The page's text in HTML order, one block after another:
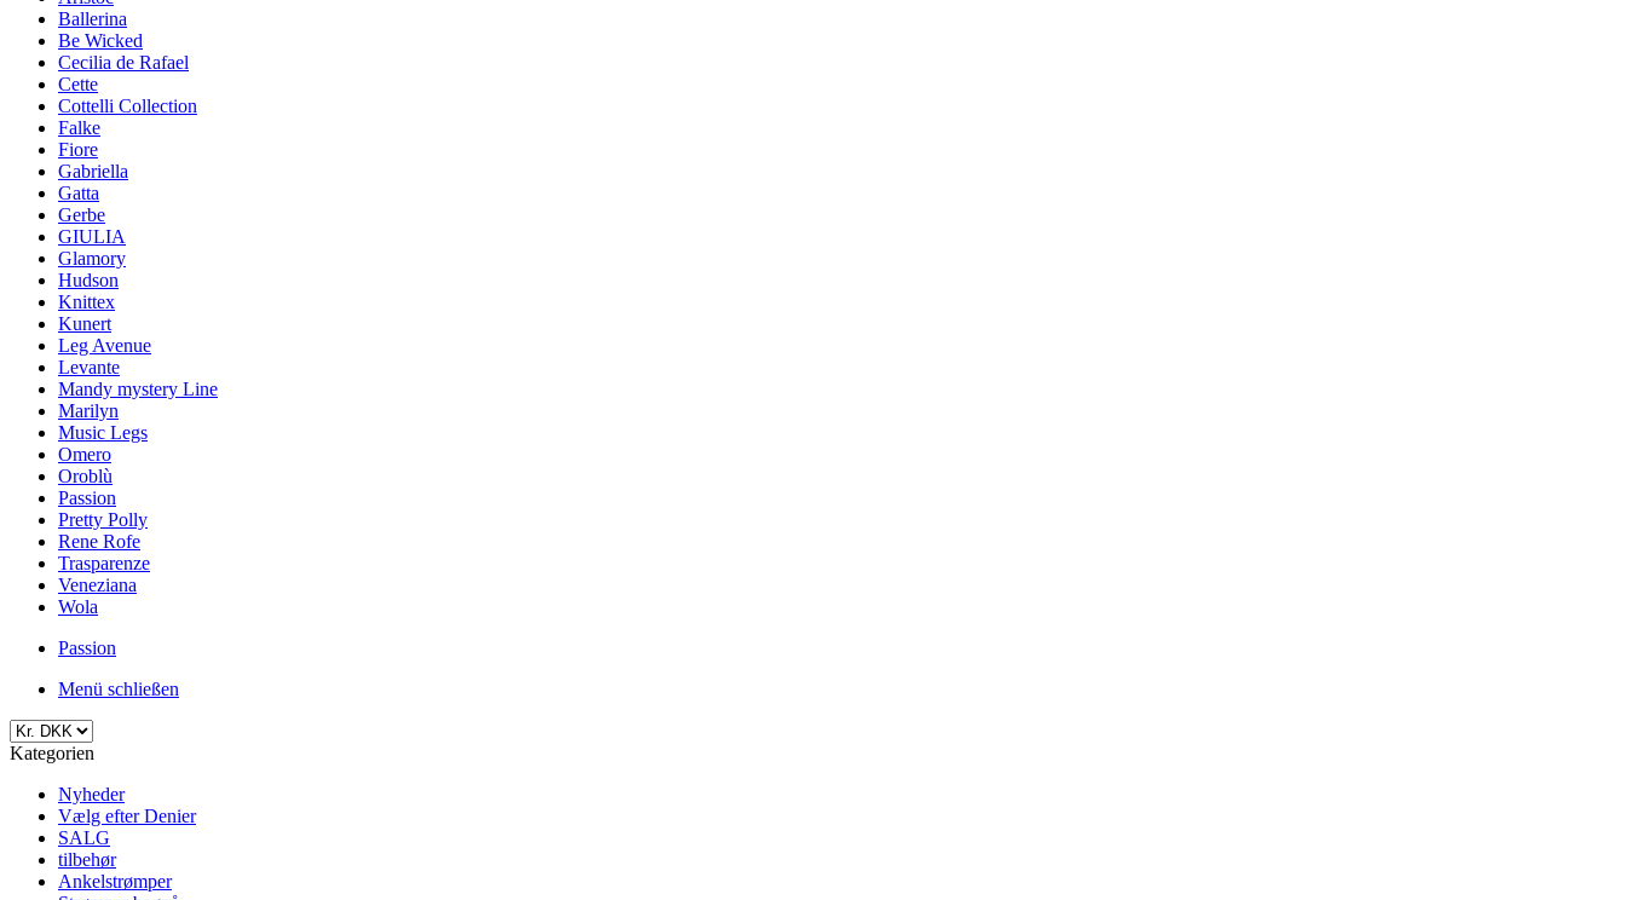
Ballerina
Be Wicked
Cecilia de Rafael
Cette
Cottelli Collection
Falke
Fiore
Gabriella
Gatta
Gerbe
GIULIA
Glamory
Hudson
Knittex
Kunert
Leg Avenue
Levante
Mandy mystery Line
Marilyn
Music Legs
Omero
Oroblù
Passion
Pretty Polly
Rene Rofe
Trasparenze
Veneziana
Wola
Passion
Menü schließen
Kategorien
Nyheder
Vælg efter Denier
SALG
tilbehør
Ankelstrømper